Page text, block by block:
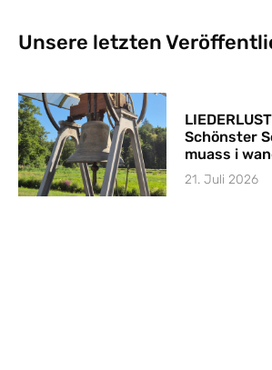
Unsere letzten
Schönster
muass i
21. Juli 2026